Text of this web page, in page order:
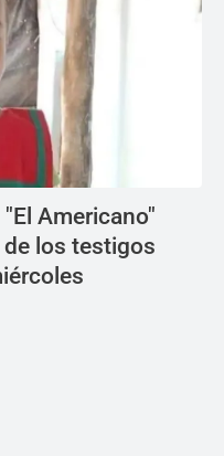
Americano"
los testigos